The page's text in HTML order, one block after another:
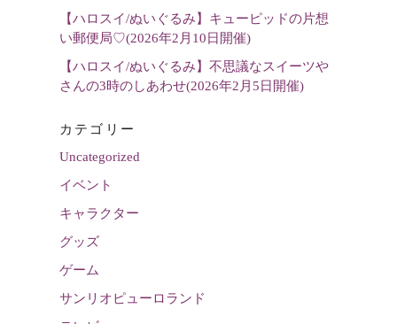
【ハロスイ/ぬいぐるみ】キューピッドの片想
い郵便局♡(2026年2月10日開催)
【ハロスイ/ぬいぐるみ】不思議なスイーツや
さんの3時のしあわせ(2026年2月5日開催)
カテゴリー
Uncategorized
イベント
キャラクター
グッズ
ゲーム
サンリオピューロランド